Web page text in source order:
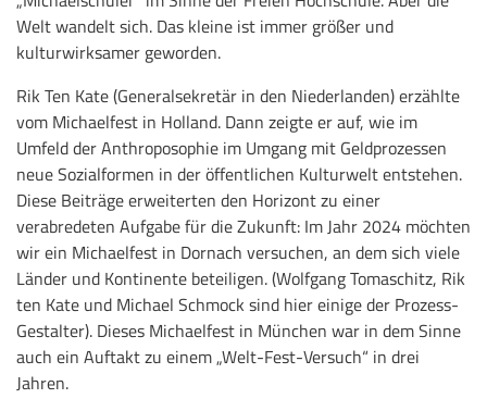
Welt wandelt sich. Das kleine ist immer größer und
kulturwirksamer geworden.
Rik Ten Kate (Generalsekretär in den Niederlanden) erzählte
vom Michaelfest in Holland. Dann zeigte er auf, wie im
Umfeld der Anthroposophie im Umgang mit Geldprozessen
neue Sozialformen in der öffentlichen Kulturwelt entstehen.
Diese Beiträge erweiterten den Horizont zu einer
verabredeten Aufgabe für die Zukunft: Im Jahr 2024 möchten
wir ein Michaelfest in Dornach versuchen, an dem sich viele
Länder und Kontinente beteiligen. (Wolfgang Tomaschitz, Rik
ten Kate und Michael Schmock sind hier einige der Prozess-
Gestalter). Dieses Michaelfest in München war in dem Sinne
auch ein Auftakt zu einem „Welt-Fest-Versuch“ in drei
Jahren.